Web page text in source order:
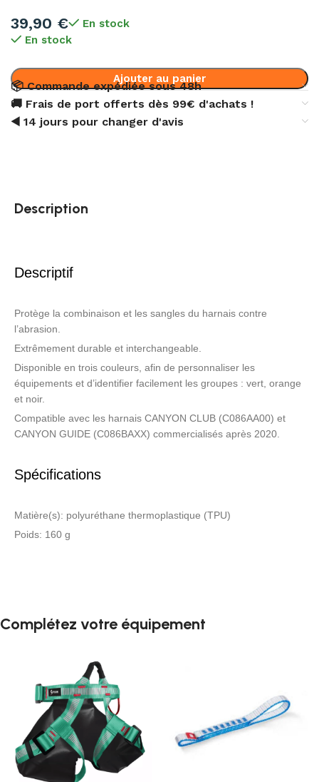
39,90 €
En stock
En stock
Ajouter au panier
📦 Commande expédiée sous 48h
🚚 Frais de port offerts dès 99€ d'achats !
◀️ 14 jours pour changer d'avis
Description
Descriptif
Protège la combinaison et les sangles du harnais contre
l’abrasion.
Extrêmement durable et interchangeable.
Disponible en trois couleurs, afin de personnaliser les
équipements et d’identifier facilement les groupes : vert, orange
et noir.
Compatible avec les harnais CANYON CLUB (C086AA00) et
CANYON GUIDE (C086BAXX) commercialisés après 2020.
Spécifications
Matière(s): polyuréthane thermoplastique (TPU)
Poids: 160 g
Complétez votre équipement